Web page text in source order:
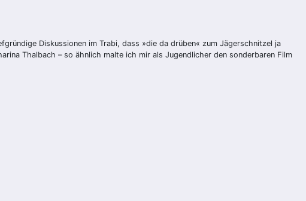
Diskussionen im Trabi, dass »die da drüben« zum Jägerschnitzel ja
Thalbach – so ähnlich malte ich mir als Jugendlicher den sonderbaren Film